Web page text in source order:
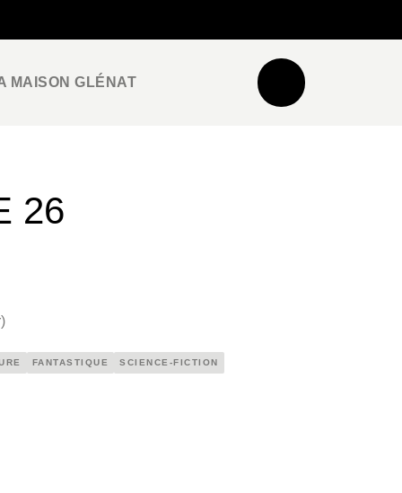
MAISON GLÉNAT
26
)
FANTASTIQUE SCIENCE-FICTION